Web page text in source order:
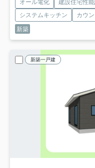
オール電化 建設住宅性
システムキッチン
カウ
新築
新築一戸建